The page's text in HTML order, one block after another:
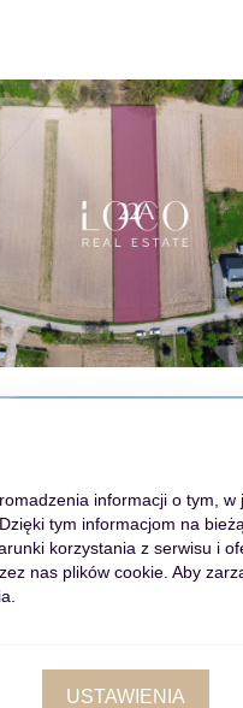
informacji o tym,
tym informacjom na
korzystania z serwisu i
nas plików cookie. Aby
USTAWIENIA